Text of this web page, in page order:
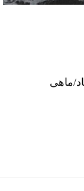
ماهی